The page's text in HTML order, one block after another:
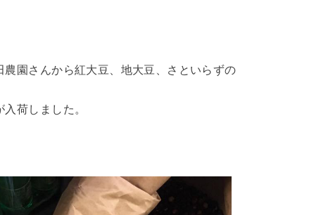
園さんから紅大豆、地大豆、さといらずの
入荷しました。